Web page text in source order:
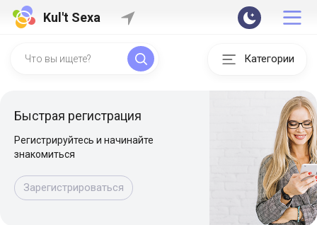
Kul't Sexa
Категории
Быстрая регистрация
Регистрируйтесь и начинайте
знакомиться
Зарегистрироваться